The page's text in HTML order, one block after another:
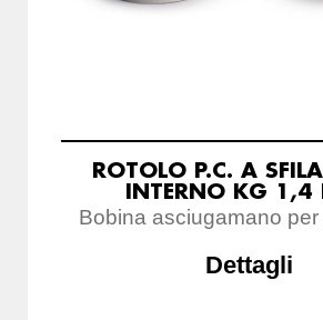
ROTOLO P.C. A
INTERNO KG 1,4
Bobina asciugamano
Dettagli